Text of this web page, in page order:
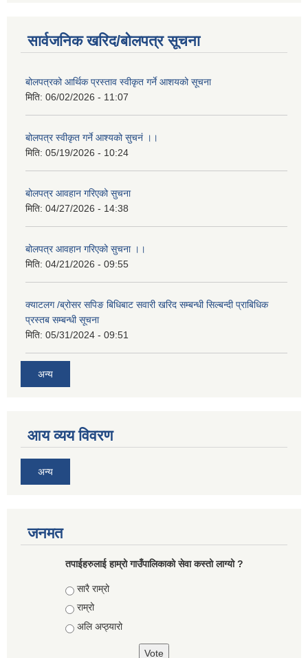
सार्वजनिक खरिद/बोलपत्र सूचना
बोलपत्रको आर्थिक प्रस्ताव स्वीकृत गर्ने आशयको सूचना
मिति: 06/02/2026 - 11:07
बोलपत्र स्वीकृत गर्ने आश्यको सुचनं ।।
मिति: 05/19/2026 - 10:24
बोलपत्र आवहान गरिएको सुचना
मिति: 04/27/2026 - 14:38
बोलपत्र आवहान गरिएको सुचना ।।
मिति: 04/21/2026 - 09:55
क्याटलग /ब्रोसर सपिङ बिधिबाट सवारी खरिद सम्बन्धी सिल्बन्दी प्राबिधिक
प्रस्तब सम्बन्धी सूचना
मिति: 05/31/2024 - 09:51
अन्य
आय व्यय विवरण
अन्य
जनमत
तपाईहरुलाई हाम्रो गाउँपालिकाको सेवा कस्तो लाग्यो ?
Choices
सारै राम्रो
राम्रो
अलि अप्ठ्यारो